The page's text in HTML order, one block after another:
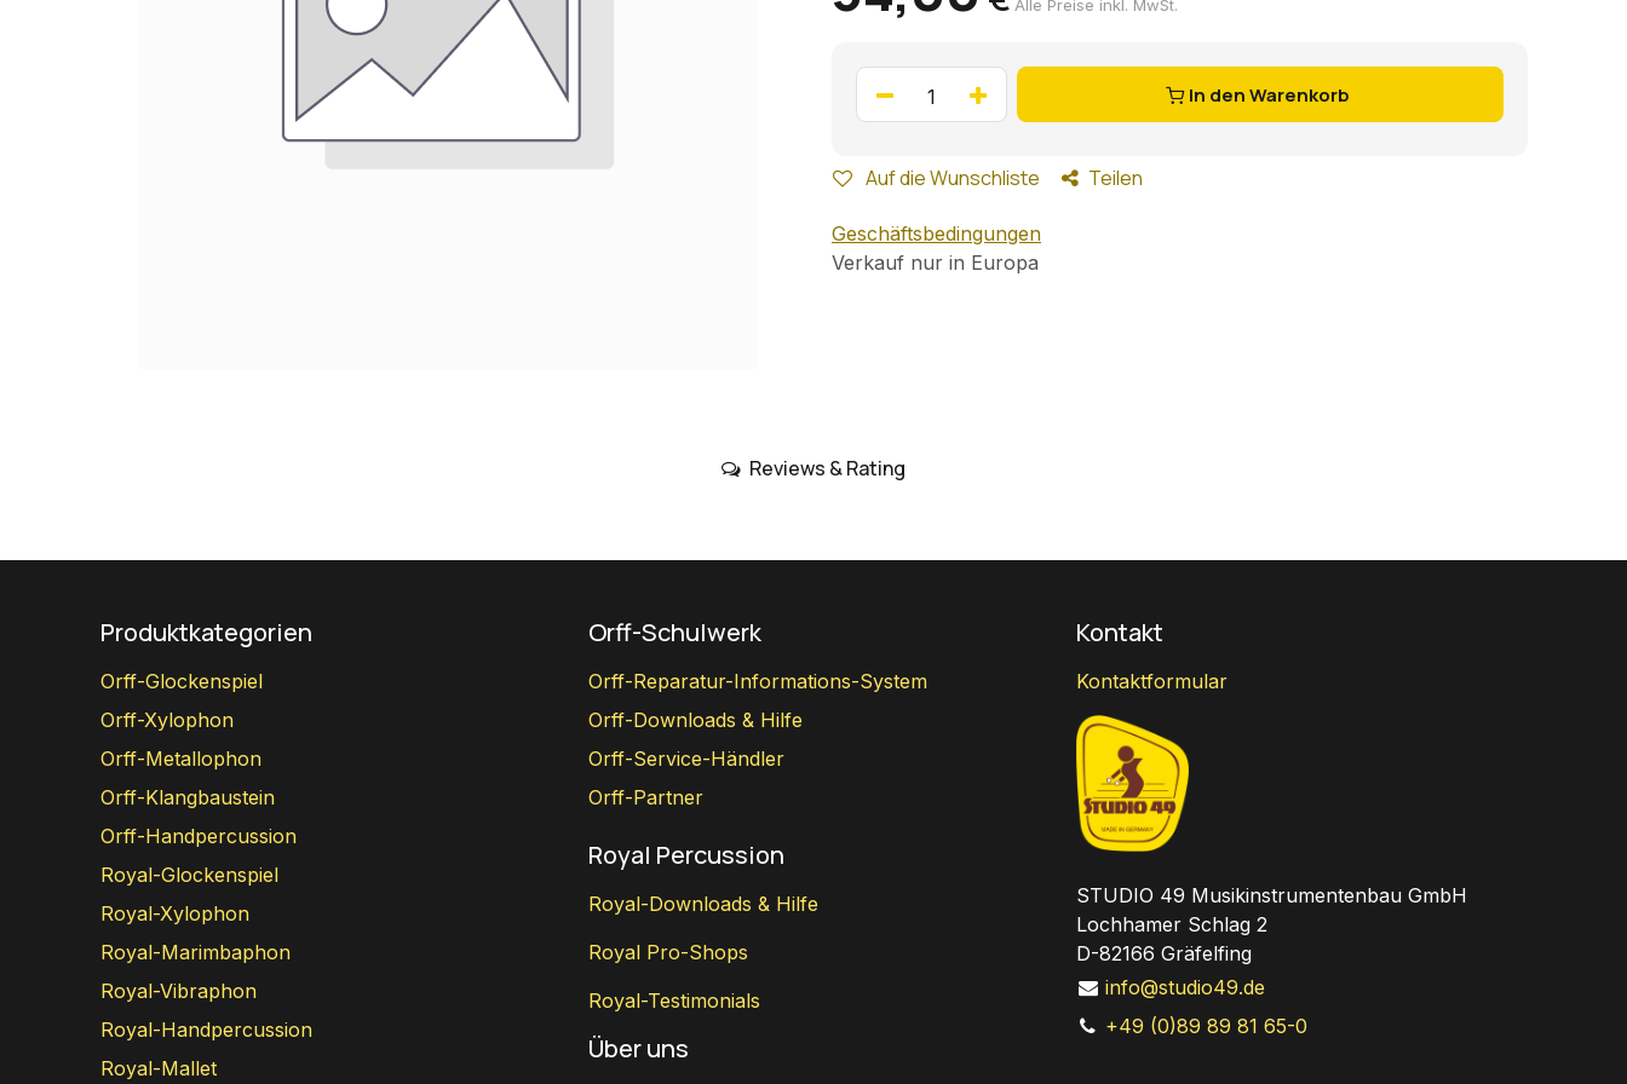
Alle Preise inkl. MwSt.
In den Warenkorb
Auf die Wunschliste Teilen
Geschäftsbedingungen
Verkauf nur in Europa
Reviews & Rating
Produktkategorien
Orff-Glockenspiel
Orff-Xylophon
Orff-Metallophon
Orff-Klangbaustein
Orff-Handpercussion
Royal-Glockenspiel
Royal-Xylophon
Royal-Marimbaphon
Royal-Vibraphon
Royal-Handpercussion
Royal-Mallet
Orff-Schulwerk
Orff-Reparatur-Informations-System
Orff-Downloads & Hilfe
Orff-Service-Händler
Orff-Partner
Royal Percussion
Royal-Downloads & Hilfe
Royal Pro-Shops
Royal-Testimonials
Über uns
Kontakt
Kontaktformular
STUDIO 49 Musikinstrumentenbau GmbH
Lochhamer Schlag 2
D-82166 Gräfelfing
info@studio49.de
+49 (0)89 89 81 65-0